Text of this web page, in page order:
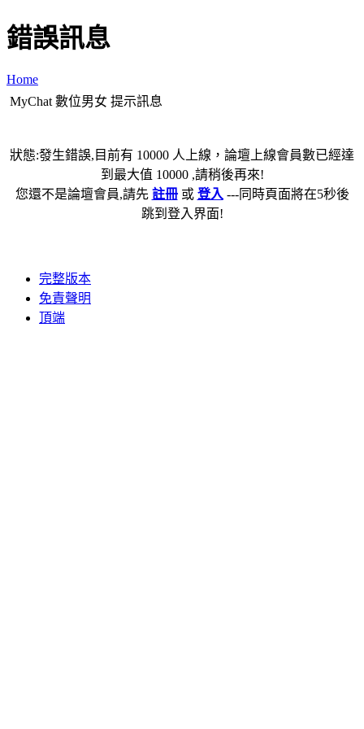
錯誤訊息
Home
MyChat 數位男女 提示訊息
狀態:發生錯誤,目前有 10000 人上線，論壇上線會員數已經達
到最大值 10000 ,請稍後再來!
您還不是論壇會員,請先 註冊或 登入 ---同時頁面將在5秒後
跳到登入界面!
完整版本
免責聲明
頂端